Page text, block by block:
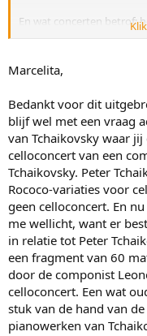
En wat concerten betrof:
locatie in de Dordtse
ontbijten. Dan liep je als
het centrum en was je
voor een prachtig concert
docenten soleerde en
van Brahms en van
dan was het weer stevig
middagles voor iedere
rouleerde ook wat, al had
zag.
Na die lessen was er
(Hemelvaartsdag) was
dag was het immers ook
basisschoolleeftijd en dat
Het cello8tet voerde 's
type minimal music en
scheepswerf vijf kwartier
bij het afbouwen van de
overschakelden op
Marcelita,
Bedankt voor dit
blijf wel met een vraag
van Tchaikovsky waar
celloconcert van een
Tchaikovsky. Peter
Rococo-variaties voor
geen celloconcert. En
me wellicht, want er
in relatie tot Peter
een fragment van 60
door de componist
celloconcert. Een wat
stuk van de hand van
pianowerken van